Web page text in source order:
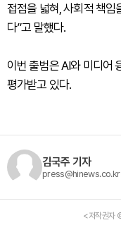
접점을 넓혀, 사회적 책임
다”고 말했다.
이번 출범은 AI와 미디어
평가받고 있다.
김국주 기자
press@hinews.co.kr
<저작권자